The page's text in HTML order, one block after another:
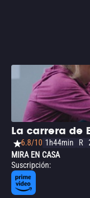
La carrera de
6.8/10 1h44min R
MIRA EN CASA
Suscripción: